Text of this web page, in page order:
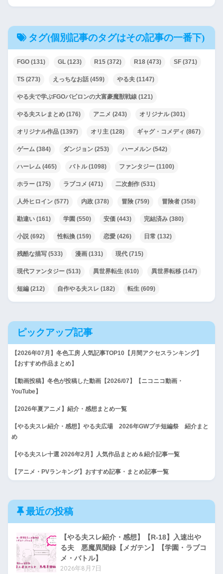
タグ(個別記事のタグはその記事の一番下)
FGO (131) GL (123) R15 (372) R18 (473) SF (371)
TS (273) えっちなお話 (459) やる夫 (1147)
やる夫で学ぶFGOバビロンの大富豪魔獣戦線 (121)
やる夫スレまとめ (176) アニメ (243) オリジナル(301)
オリジナル作品 (1397) オリ主 (128) ギャグ・コメディ (867)
ゲーム (384) ダンジョン (253) ハーメルン (542)
ハーレム (465) バトル(1098) ファンタジー (1100)
ホラー (175) ラブコメ (471) 二次創作 (531)
人外ヒロイン (577) 内政 (378) 冒険 (759) 冒険者 (358)
勘違い (161) 学園 (550) 安価 (443) 完結済み (380)
小説(692) 性転換 (159) 恋愛 (426) 日常 (132)
残酷な描写 (533) 漫画 (131) 現代 (715)
現代ファンタジー (513) 異世界転生 (610) 異世界転移 (147)
短編 (212) 自作やる夫スレ (182) 転生 (609)
ピックアップ記事
【2026年07月】冬色工房 人気記事TOP10【月間アクセスランキング】
【おすすめ作品まとめ】
【動画投稿】冬色が投稿した動画【2026/07】【ニコニコ動画・
YouTube】
【2026年夏アニメ】紹介・感想まとめ一覧
【やる夫スレ紹介・感想】やる夫広場 2026年GWプチ短編祭 紹介まと
め
【やる夫スレ十選 2026年2月】人気作品まとめ＆紹介記事一覧
【アニメ・PVランキング】おすすめ記事・まとめ記事一覧
最近の投稿
【やる夫スレ紹介・感想】【R-18】入速出や
る夫 悪魔異聞録【メガテン】【学園・ラブコ
メ・バトル】
2026年8月7日